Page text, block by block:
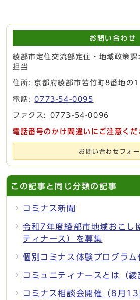
お問い合わせ
綾部市定住交流部定住・地域政策
担当
住所: 京都府綾部市若竹町8番地の1
電話:0773-54-0095
ファクス: 0773-54-0096
電話番号のかけ間違いにご注意くだ
お問い合わせフォー
この記事と同じ分類の記事
コミナス新聞
令和7年度綾部市地域おこし
ティナース）を募集
個別コミナス体験プログラム
コミュニティナースとは（綾
コミナス相談会開催（8月